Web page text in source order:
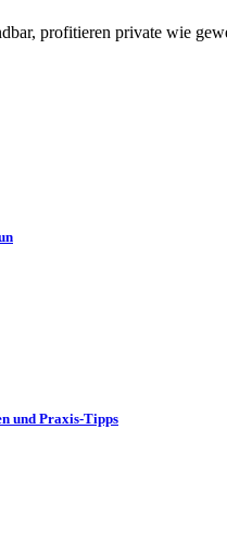
profitieren private wie
und Praxis-Tipps